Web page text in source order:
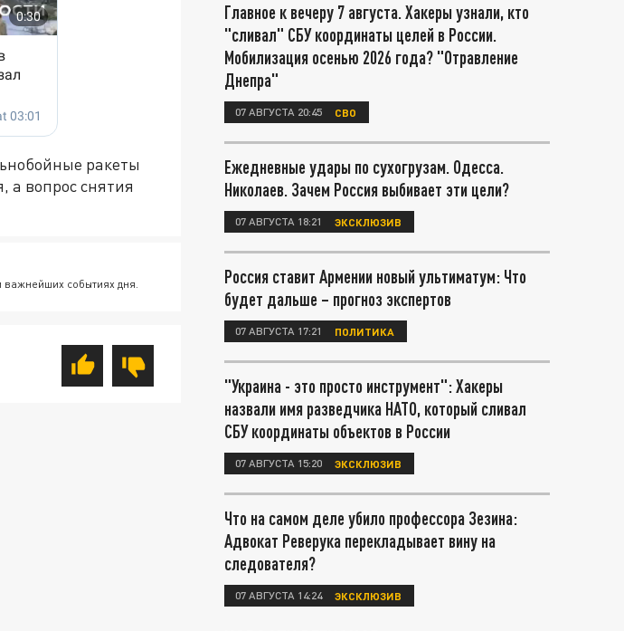
ракеты
а вопрос снятия
важнейших событиях дня.
Главное к вечеру 7 августа. Хакеры узнали, кто
"сливал" СБУ координаты целей в России.
Мобилизация осенью 2026 года? "Отравление
Днепра"
07 АВГУСТА 20:45 СВО
Ежедневные удары по сухогрузам. Одесса.
Николаев. Зачем Россия выбивает эти цели?
07 АВГУСТА 18:21 ЭКСКЛЮЗИВ
Россия ставит Армении новый ультиматум: Что
будет дальше – прогноз экспертов
07 АВГУСТА 17:21 ПОЛИТИКА
"Украина - это просто инструмент": Хакеры
назвали имя разведчика НАТО, который сливал
СБУ координаты объектов в России
07 АВГУСТА 15:20 ЭКСКЛЮЗИВ
Что на самом деле убило профессора Зезина:
Адвокат Реверука перекладывает вину на
следователя?
07 АВГУСТА 14:24 ЭКСКЛЮЗИВ